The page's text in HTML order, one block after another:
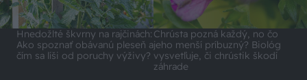
Hnedožlté škvrny na rajčinách:
Ako spoznať obávanú pleseň a
čím sa líši od poruchy výživy?
Chrústa pozná každý, no čo
jeho menší príbuzný? Biológ
vysvetľuje, či chrústik škodí
záhrade